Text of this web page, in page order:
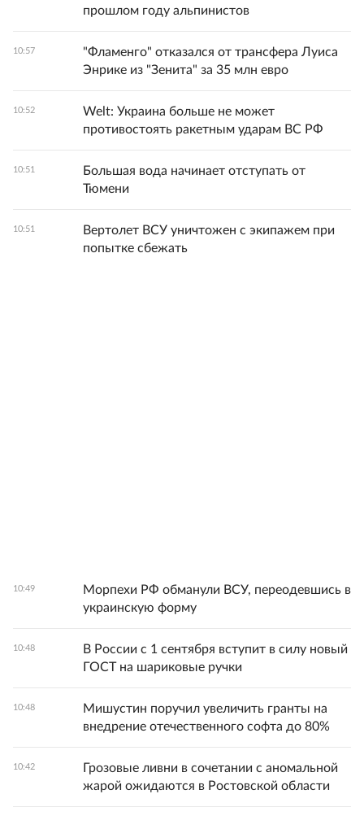
прошлом году альпинистов
10:57
"Фламенго" отказался от трансфера Луиса
Энрике из "Зенита" за 35 млн евро
10:52
Welt: Украина больше не может
противостоять ракетным ударам ВС РФ
10:51
Большая вода начинает отступать от
Тюмени
10:51
Вертолет ВСУ уничтожен с экипажем при
попытке сбежать
10:49
Морпехи РФ обманули ВСУ, переодевшись в
украинскую форму
10:48
В России с 1 сентября вступит в силу новый
ГОСТ на шариковые ручки
10:48
Мишустин поручил увеличить гранты на
внедрение отечественного софта до 80%
10:42
Грозовые ливни в сочетании с аномальной
жарой ожидаются в Ростовской области